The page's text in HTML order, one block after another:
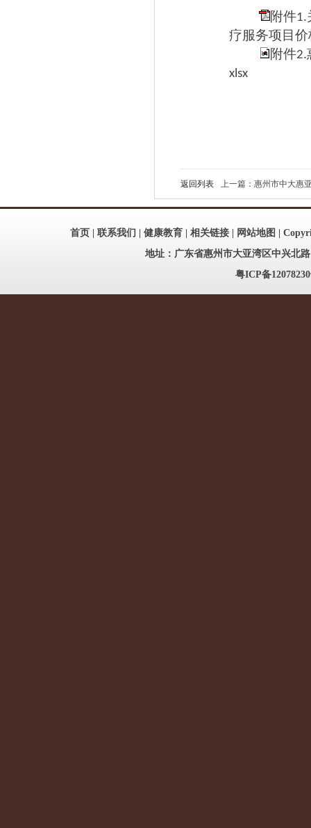
附件1.
疗服务项目
附件
xlsx
返回列表 上一篇：惠州市中大惠
首页| 联系我们 健康教育| 相关链接| 网站地图 |
地址：广东省惠州市大亚湾区中兴北
粤ICP备